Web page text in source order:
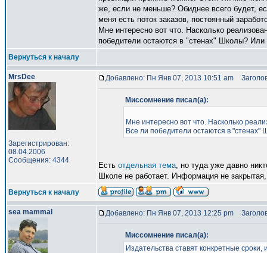
же, если не меньше? Обиднее всего будет,
меня есть поток заказов, постоянный
Мне интересно вот что. Насколько
победители остаются в "стенах" Школы?
Вернуться к началу
MrsDee
Зарегистрирован:
08.04.2006
Сообщения: 4344
Добавлено: Пн Янв 07, 2013 10:51 am
Миссомнение писал(а):
Мне интересно вот что. Насколько
Все ли победители остаются в
Есть отдельная тема, но туда уже давно
Школе не работает. Информация не
Вернуться к началу
sea mammal Добавлено: Пн Янв 07, 2013 12:25 pm
Миссомнение писал(а):
Издательства ставят конкретные